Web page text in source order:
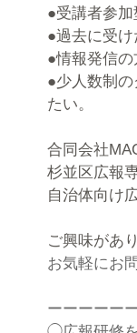
●受講者参
●過去に受
●情報発信
●少人数制
たい。
合同会社
杉並区広報
自治体向け
ご興味があ
お気軽にお
ーーーーー